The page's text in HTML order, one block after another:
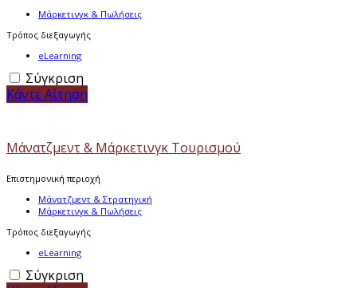
Μάρκετινγκ & Πωλήσεις
Τρόπος διεξαγωγής
eLearning
Σύγκριση
Κάντε Αίτηση
Μάνατζμεντ & Μάρκετινγκ Τουρισμού
Επιστημονική περιοχή
Μάνατζμεντ & Στρατηγική
Μάρκετινγκ & Πωλήσεις
Τρόπος διεξαγωγής
eLearning
Σύγκριση